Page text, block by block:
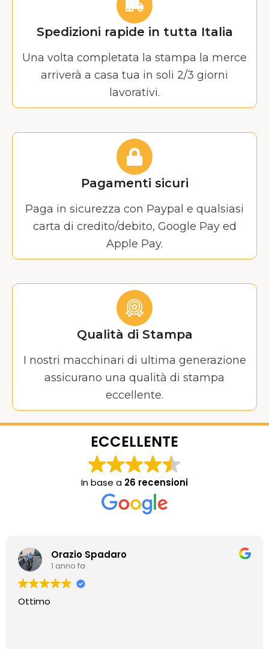
Spedizioni rapide in tutta Italia
Una volta completata la stampa la merce
arriverà a casa tua in soli 2/3 giorni
lavorativi.
Pagamenti sicuri
Paga in sicurezza con Paypal e qualsiasi
carta di credito/debito, Google Pay ed
Apple Pay.
Qualità di Stampa
I nostri macchinari di ultima generazione
assicurano una qualità di stampa
eccellente.
ECCELLENTE
In base a 26 recensioni
Orazio Spadaro
1 anno fa
Ottimo